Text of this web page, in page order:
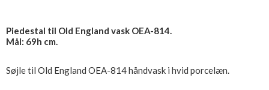
Piedestal til Old England vask OEA-814.
Mål: 69h cm.
Søjle til Old England OEA-814 håndvask i hvid porcelæn.